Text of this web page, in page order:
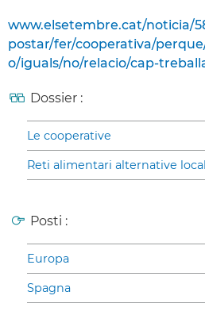
www.elsetembre.cat/noticia/
postar/fer/cooperativa/
o/iguals/no/relacio/cap-
Dossier :
Le cooperative
Reti alimentari alternative
Posti :
Europa
Spagna